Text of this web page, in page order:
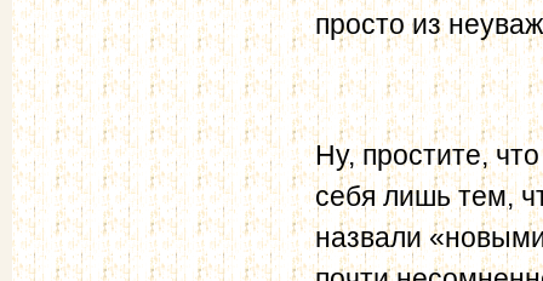
просто из
Ну, простите,
себя лишь тем,
назвали